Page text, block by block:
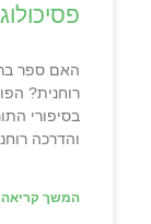
האם ספר
רוחנית?
בסיפורי
והדרכה
המשך קריאה